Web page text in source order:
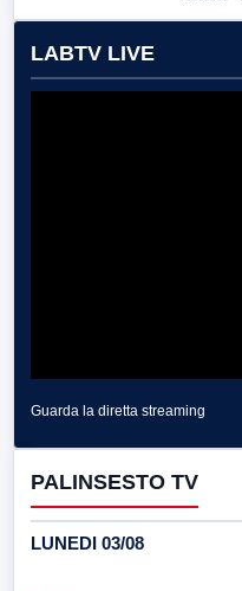
LABTV LIVE
Guarda la diretta streaming
PALINSESTO TV
LUNEDI 03/08